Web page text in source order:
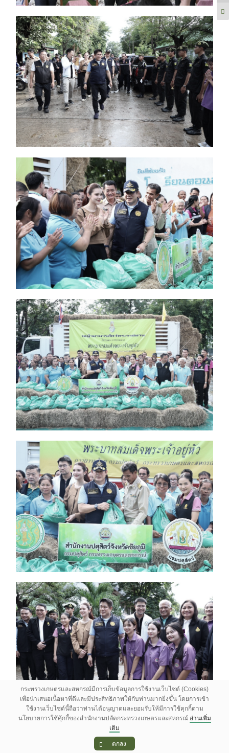
กระทรวงเกษตรและสหกรณ์มีการเก็บข้อมูลการใช้งานเว็บไซต์ (Cookies)
เพื่อนำเสนอเนื้อหาที่ดีและมีประสิทธิภาพให้กับท่านมากยิ่งขึ้น โดยการเข้า
ใช้งานเว็บไซต์นี้ถือว่าท่านได้อนุญาตและยอมรับให้มีการใช้คุกกี้ตาม
นโยบายการใช้คุ้กกี้ของสำนักงานปลัดกระทรวงเกษตรและสหกรณ์ อ่านเพิ่ม
เติม
ตกลง